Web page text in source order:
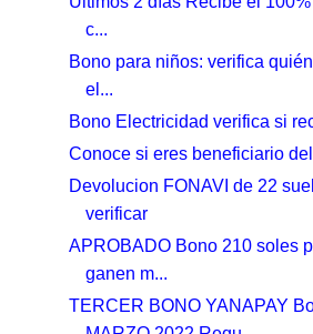
c...
Bono para niños: verifica
el...
Bono Electricidad verifica si
Conoce si eres beneficiario
Devolucion FONAVI de 22
verificar
APROBADO Bono 210 soles
ganen m...
TERCER BONO YANAPAY